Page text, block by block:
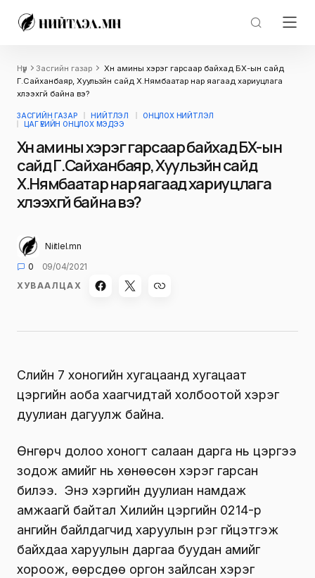
Нүүр Засгийн газар
Хүн амины хэрэг гарсаар байхад БХ-ын сайд
Г.Сайханбаяр, Хуульзүйн сайд Х.Нямбаатар нар яагаад хариуцлага
хүлээхгүй байна вэ?
ЗАСГИЙН ГАЗАР НИЙТЛЭЛ
ОНЦЛОХ НИЙТЛЭЛ
ЦАГ ҮЕИЙН ОНЦЛОХ МЭДЭЭ
Хүн амины хэрэг гарсаар байхад БХ-ын
сайд Г.Сайханбаяр, Хуульзүйн сайд
Х.Нямбаатар нар яагаад хариуцлага
хүлээхгүй байна вэ?
Niitlel.mn
0
09/04/2021
ХУВААЛЦАХ
Сүүлийн 7 хоногийн хугацаанд хугацаат
цэргийн аоба хаагчидтай холбоотой хэрэг
дуулиан дагуулж байна.
Өнгөрч долоо хоногт салаан дарга нь цэргээ
зодож амийг нь хөнөөсөн хэрэг гарсан
билээ. Энэ хэргийн дуулиан намдаж
амжаагүй байтал Хилийн цэргийн 0214-р
ангийн байлдагчид харуулын үүрэг гүйцэтгэж
байхдаа харуулын даргаа буудан амийг
хороож, өөрсдөө оргон зайлсан хэрэг